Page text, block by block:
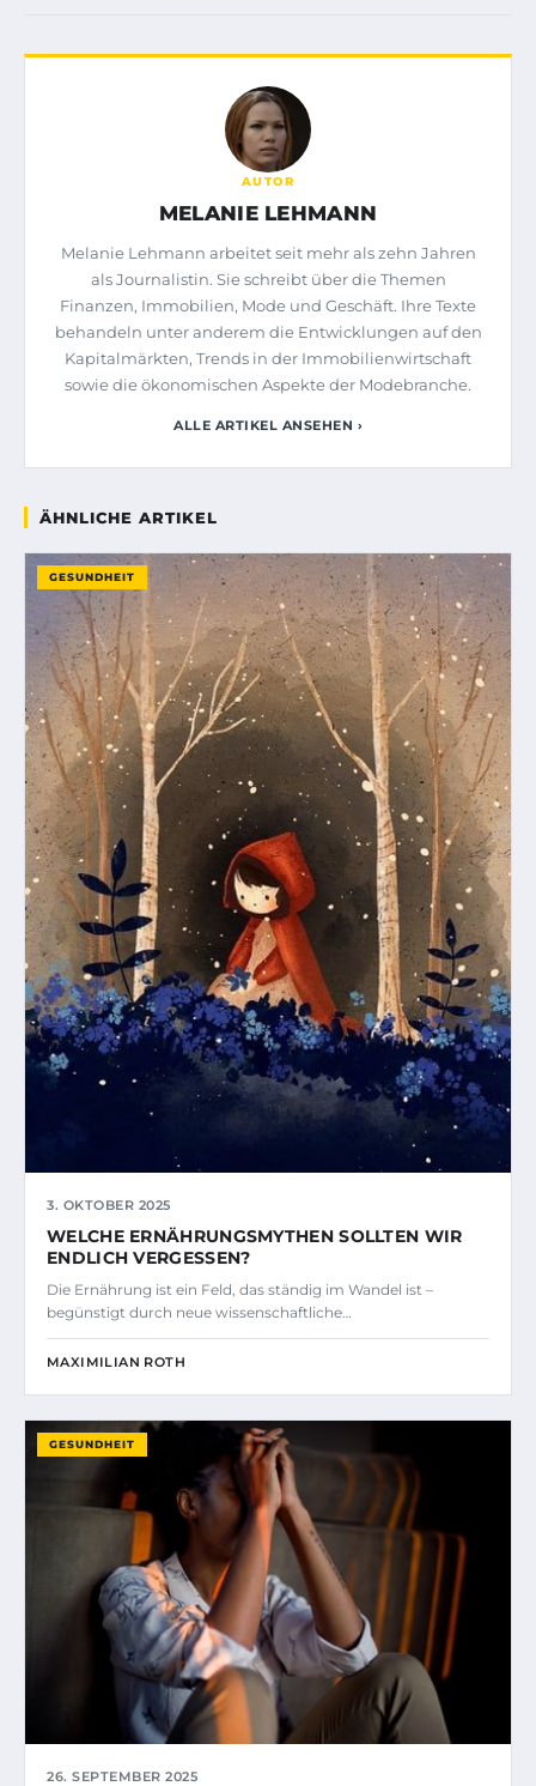
AUTOR
MELANIE LEHMANN
Melanie Lehmann arbeitet seit mehr als zehn Jahren
als Journalistin. Sie schreibt über die Themen
Finanzen, Immobilien, Mode und Geschäft. Ihre Texte
behandeln unter anderem die Entwicklungen auf den
Kapitalmärkten, Trends in der Immobilienwirtschaft
sowie die ökonomischen Aspekte der Modebranche.
ALLE ARTIKEL ANSEHEN ›
ÄHNLICHE ARTIKEL
GESUNDHEIT
3. OKTOBER 2025
WELCHE ERNÄHRUNGSMYTHEN SOLLTEN WIR
ENDLICH VERGESSEN?
Die Ernährung ist ein Feld, das ständig im Wandel ist –
begünstigt durch neue wissenschaftliche…
MAXIMILIAN ROTH
GESUNDHEIT
26. SEPTEMBER 2025